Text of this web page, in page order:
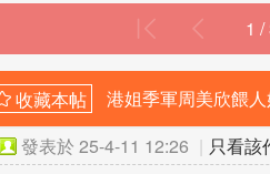
1 /
港姐季軍周美欣餵人
發表於 25-4-11 12:26 | 只看該